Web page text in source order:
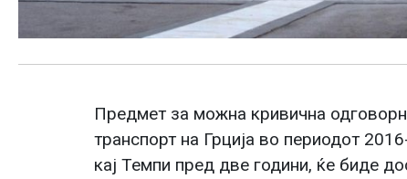
Предмет за можна кривична
транспорт на Грција во периодот
кај Темпи пред две години, ќе биде